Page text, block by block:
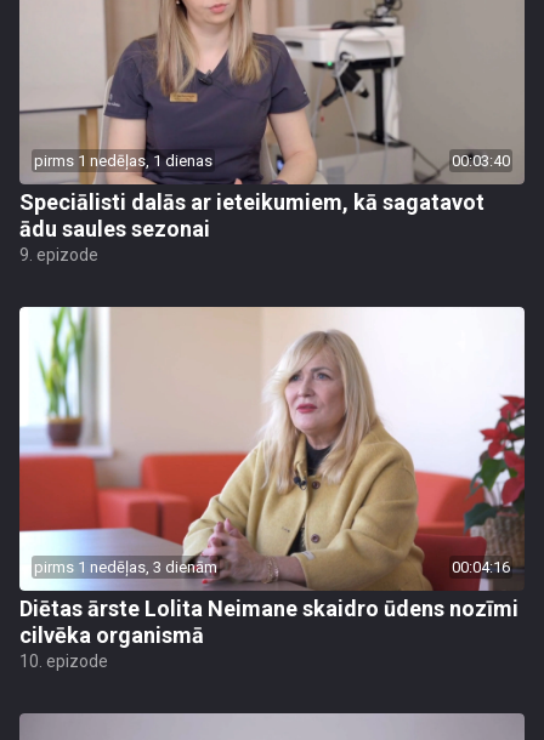
pirms 1 nedēļas, 1 dienas 00:03:40
Speciālisti dalās ar ieteikumiem, kā sagatavot
ādu saules sezonai
9. epizode
pirms 1 nedēļas, 3 dienām 00:04:16
Diētas ārste Lolita Neimane skaidro ūdens nozīmi
cilvēka organismā
10. epizode